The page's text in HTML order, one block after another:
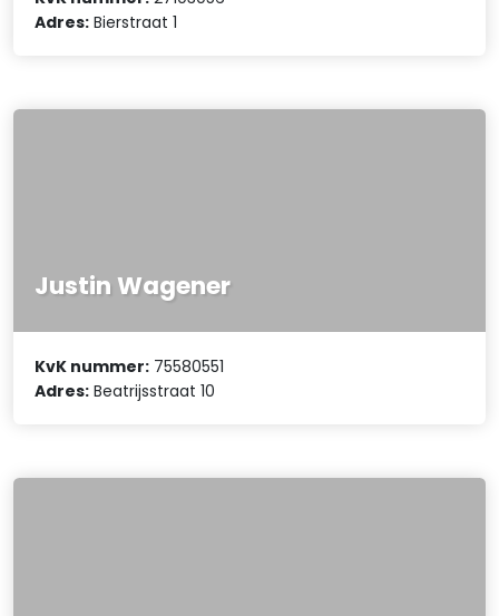
Adres: Bierstraat 1
Justin Wagener
KvK nummer: 75580551
Adres: Beatrijsstraat 10